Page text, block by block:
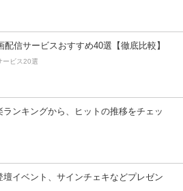
配信サービスおすすめ40選【徹底比較】
ービス20選
ランキングから、ヒットの推移をチェッ
壇イベント、サインチェキなどプレゼン